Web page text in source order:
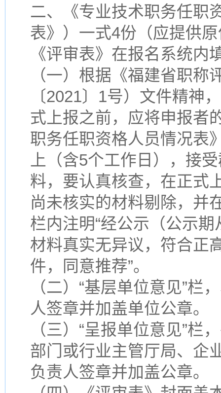
二、《专业技术职务任职
表》）一式4份（应提供
《评审表》在报名系统
（一）根据《福建省职
〔2021〕1号）文件精神
式上报之前，应将申报者
职务任职资格人员情况表
上（含5个工作日），接
料，要认真核查，在正式
尚未核实的材料剔除，并
栏内注明“经公示（公示
材料真实无异议，符合正
件，同意推荐”。
（二）“基层单位意见”栏
人签章并加盖单位公章。
（三）“呈报单位意见”栏
部门或行业主管厅局、企
负责人签章并加盖公章。